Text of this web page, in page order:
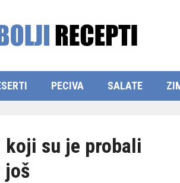
PECIVA SALATE
koji su je probali
još